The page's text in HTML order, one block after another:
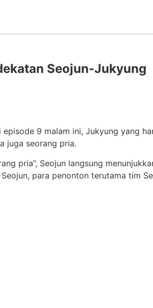
Seojun-Jukyung
9 malam ini, Jukyung yang
juga seorang pria.
pria”, Seojun langsung
para penonton terutama tim